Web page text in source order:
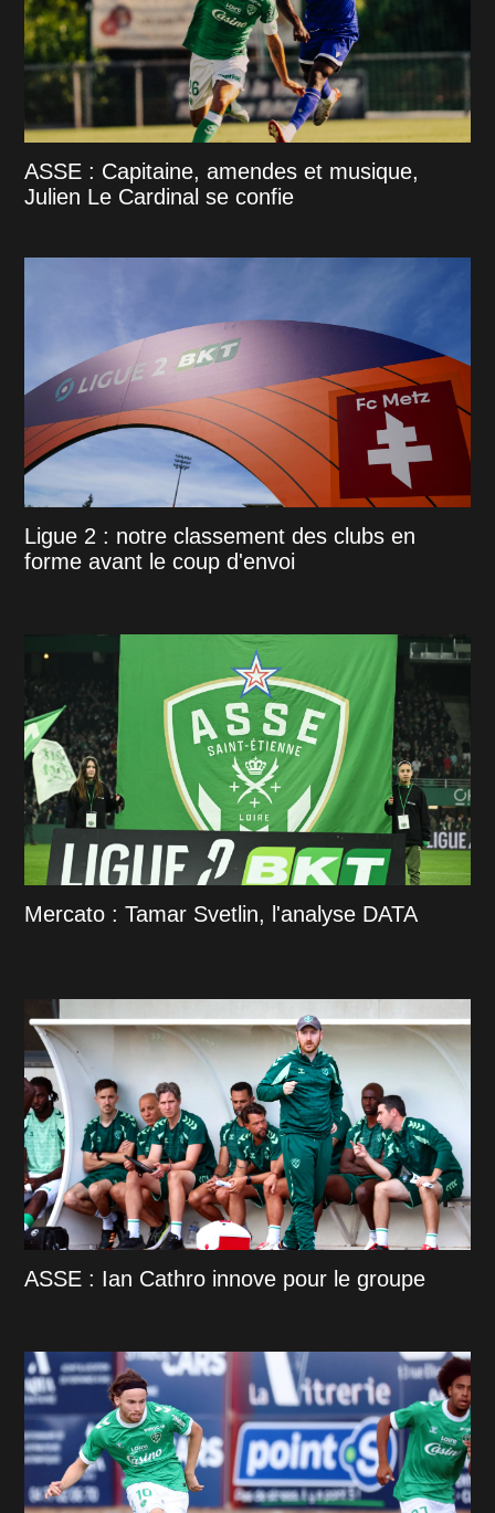
ASSE : Capitaine, amendes et musique,
Julien Le Cardinal se confie
Ligue 2 : notre classement des clubs en
forme avant le coup d'envoi
Mercato : Tamar Svetlin, l'analyse DATA
ASSE : Ian Cathro innove pour le groupe